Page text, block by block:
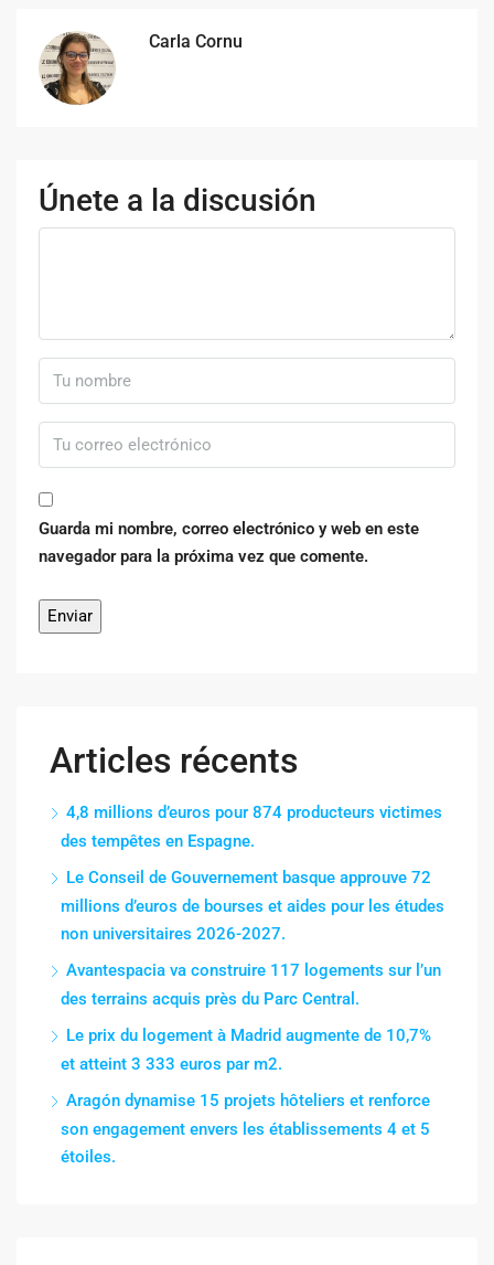
Carla Cornu
Únete a la discusión
Guarda mi nombre, correo electrónico y web en este
navegador para la próxima vez que comente.
Articles récents
4,8 millions d’euros pour 874 producteurs victimes
des tempêtes en Espagne.
Le Conseil de Gouvernement basque approuve 72
millions d’euros de bourses et aides pour les études
non universitaires 2026-2027.
Avantespacia va construire 117 logements sur l’un
des terrains acquis près du Parc Central.
Le prix du logement à Madrid augmente de 10,7%
et atteint 3 333 euros par m2.
Aragón dynamise 15 projets hôteliers et renforce
son engagement envers les établissements 4 et 5
étoiles.